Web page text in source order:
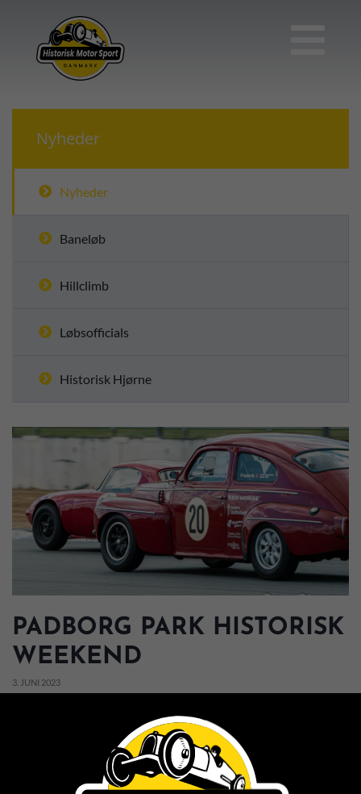
Nyheder
Nyheder
Baneløb
Hillclimb
Løbsofficials
Historisk Hjørne
PADBORG PARK HISTORISK
WEEKEND
3. JUNI 2023
Foto: Peter Elling-Jordt
LØRDAG DEN 24. TIL SØNDAG DEN 25.